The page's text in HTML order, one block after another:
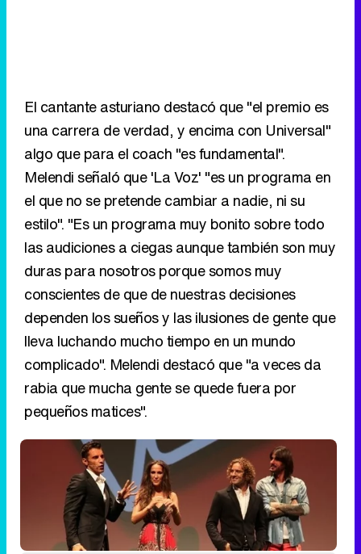
El cantante asturiano destacó que "el premio es
una carrera de verdad, y encima con Universal"
algo que para el coach "es fundamental".
Melendi señaló que 'La Voz' "es un programa en
el que no se pretende cambiar a nadie, ni su
estilo". "Es un programa muy bonito sobre todo
las audiciones a ciegas aunque también son muy
duras para nosotros porque somos muy
conscientes de que de nuestras decisiones
dependen los sueños y las ilusiones de gente que
lleva luchando mucho tiempo en un mundo
complicado". Melendi destacó que "a veces da
rabia que mucha gente se quede fuera por
pequeños matices".